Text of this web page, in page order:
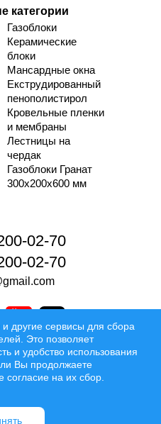
категории
Газоблоки
Керамические
блоки
Мансардные окна
Екструдированный
пенополистирол
Кровельные пленки
и мембраны
Лестницы на
чердак
Газоблоки Гранат
300х200х600 мм
02-70
02-70
сайтов
условия
другие сервисы для сбора
Это позволяет
и удобство использования
Вы продолжаете
согласие на их сбор.